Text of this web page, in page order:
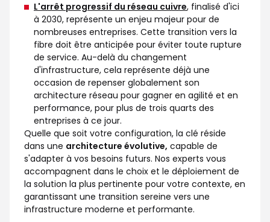
L'arrêt progressif du réseau cuivre, finalisé d'ici
à 2030, représente un enjeu majeur pour de
nombreuses entreprises. Cette transition vers la
fibre doit être anticipée pour éviter toute rupture
de service. Au-delà du changement
d'infrastructure, cela représente déjà une
occasion de repenser globalement son
architecture réseau pour gagner en agilité et en
performance, pour plus de trois quarts des
entreprises à ce jour.
Quelle que soit votre configuration, la clé réside
dans une architecture évolutive, capable de
s'adapter à vos besoins futurs. Nos experts vous
accompagnent dans le choix et le déploiement de
la solution la plus pertinente pour votre contexte, en
garantissant une transition sereine vers une
infrastructure moderne et performante.